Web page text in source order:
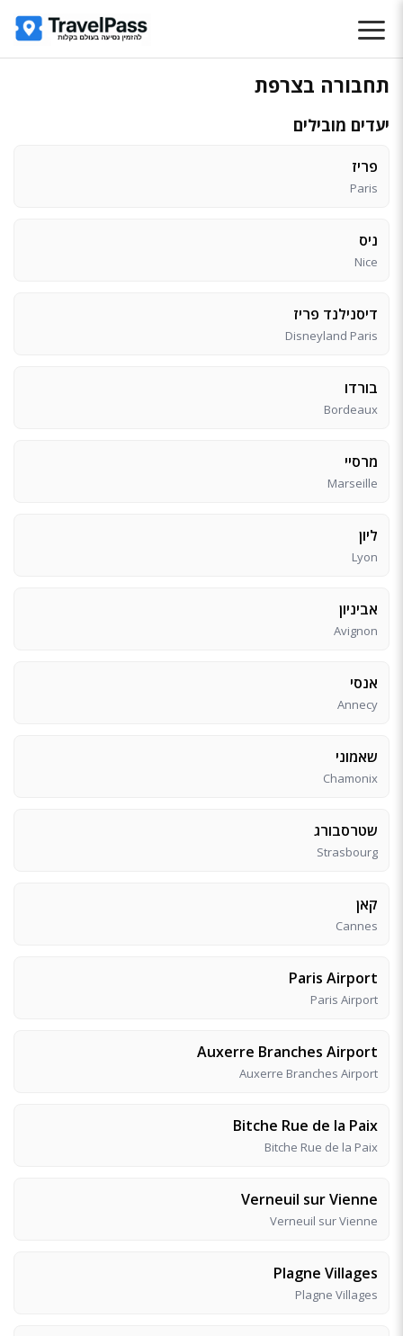
תחבורה בצרפת
יעדים מובילים
פריז
Paris
ניס
Nice
דיסנילנד פריז
Disneyland Paris
בורדו
Bordeaux
מרסיי
Marseille
ליון
Lyon
אביניון
Avignon
אנסי
Annecy
שאמוני
Chamonix
שטרסבורג
Strasbourg
קאן
Cannes
Paris Airport
Paris Airport
Auxerre Branches Airport
Auxerre Branches Airport
Bitche Rue de la Paix
Bitche Rue de la Paix
Verneuil sur Vienne
Verneuil sur Vienne
Plagne Villages
Plagne Villages